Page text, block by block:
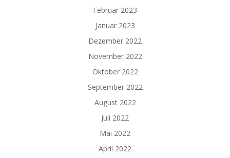
Februar 2023
Januar 2023
Dezember 2022
November 2022
Oktober 2022
September 2022
August 2022
Juli 2022
Mai 2022
April 2022